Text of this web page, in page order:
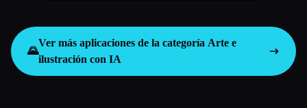
🌄
Ver más aplicaciones de la categoría Arte e
ilustración con IA